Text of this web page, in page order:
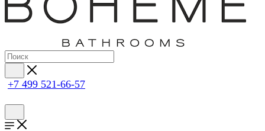
+7 499 521-66-57